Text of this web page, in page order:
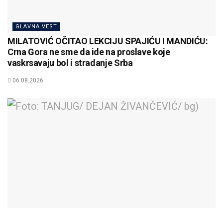
GLAVNA VEST
MILATOVIĆ OČITAO LEKCIJU SPAJIĆU I MANDIĆU:
Crna Gora ne sme da ide na proslave koje
vaskrsavaju bol i stradanje Srba
06.08.2026